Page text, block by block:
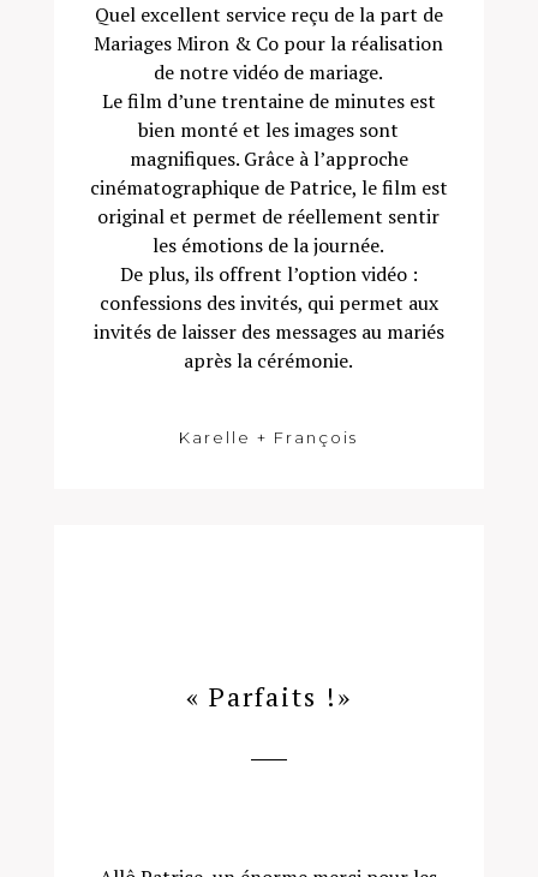
Quel excellent service reçu de la part de
Mariages Miron & Co pour la réalisation
de notre vidéo de mariage.
Le film d’une trentaine de minutes est
bien monté et les images sont
magnifiques. Grâce à l’approche
cinématographique de Patrice, le film est
original et permet de réellement sentir
les émotions de la journée.
De plus, ils offrent l’option vidéo :
confessions des invités, qui permet aux
invités de laisser des messages au mariés
après la cérémonie.
Karelle + François
« Parfaits !»